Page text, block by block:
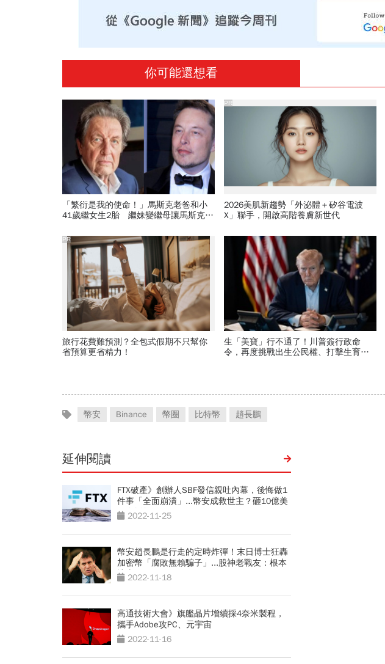
你可能還想看
「繁衍是我的使命！」馬斯克老爸和小
41歲繼女生2胎 繼妹變繼母讓馬斯克爆
2026美肌新趨勢「外泌體＋矽谷電波
X」聯手，開啟高階養膚新世代
PR
旅行花費難預測？全包式假期不只幫你
省預算更省精力！
PR
生「美寶」行不通了！川普簽行政命
令，再度挑戰出生公民權、打擊生育旅
幣安 Binance 幣圈 比特幣 趙長鵬
延伸閱讀
FTX破產》創辦人SBF發信親吐內幕，後悔做1
件事「全面崩潰」...幣安成救世主？砸10億美
元金援幣圈
2022-11-25
幣安趙長鵬是行走的定時炸彈！末日博士狂轟
加密幣「腐敗無賴騙子」...股神老戰友：根本
壞東西
2022-11-18
高通技術大會》旗艦晶片增續採4奈米製程，
攜手Adobe攻PC、元宇宙
2022-11-16